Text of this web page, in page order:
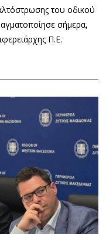
του οδικού
σήμερα,
Π.Ε.